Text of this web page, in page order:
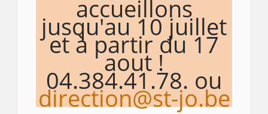
accueillons
jusqu'au 10 juillet
et à partir du 17
aout !
04.384.41.78. ou
direction@st-jo.be